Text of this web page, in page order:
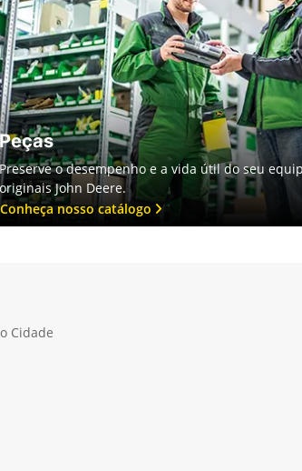
Peças
Preserve o desempenho e a vida útil do seu
originais John Deere.
Conheça nosso catálogo
Cidade